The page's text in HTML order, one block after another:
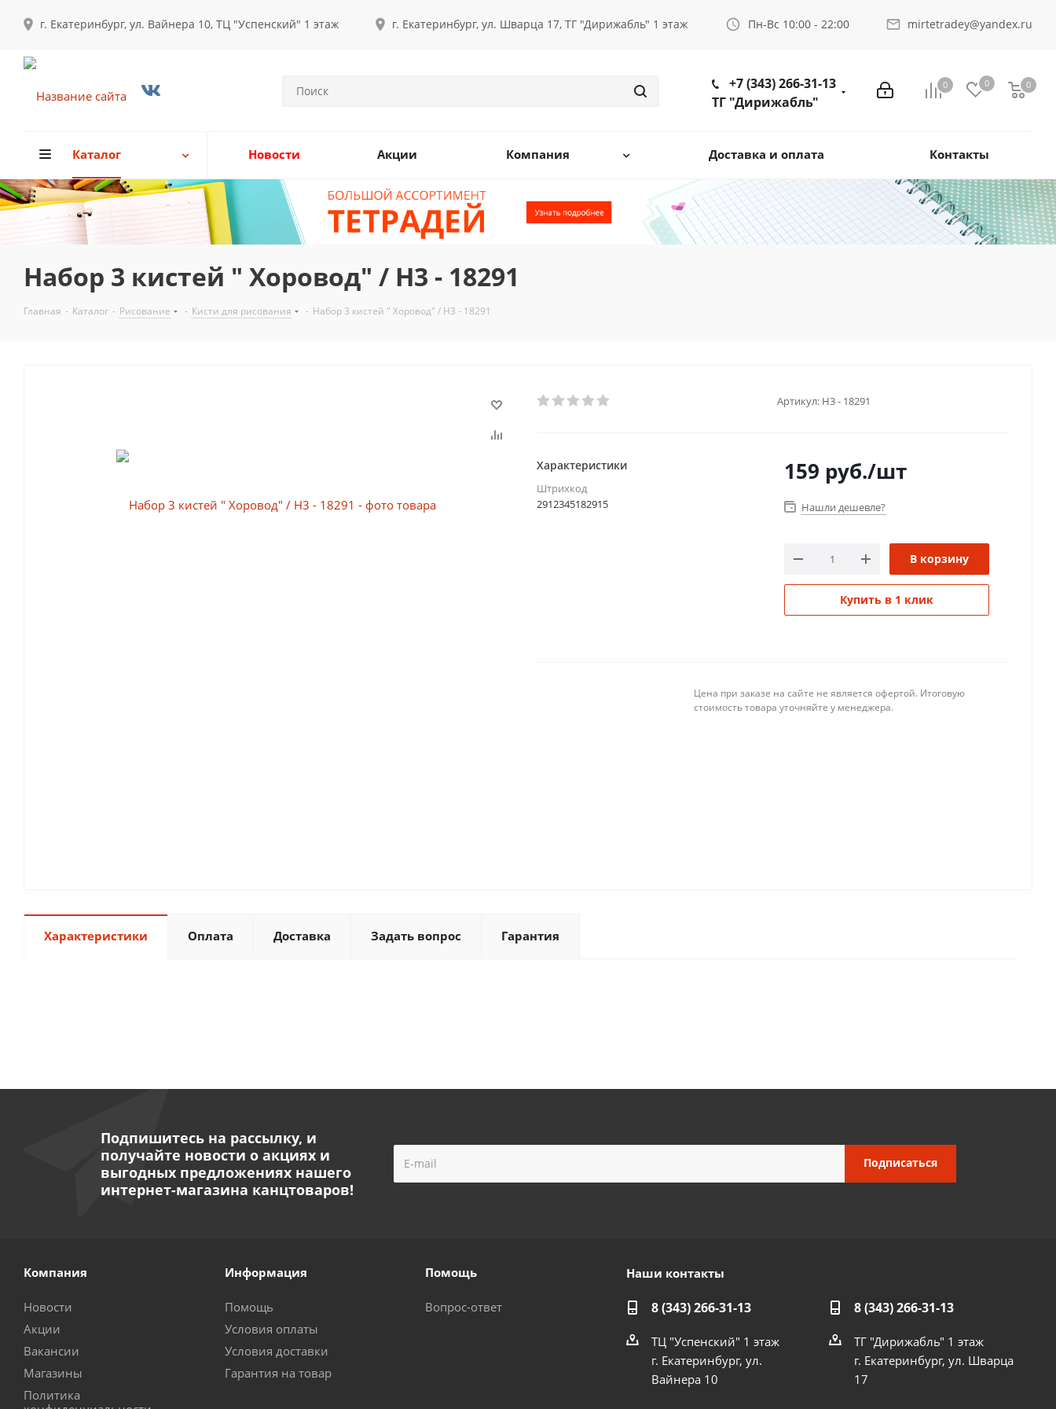
г. Екатеринбург, ул. Вайнера 10, ТЦ "Успенский" 1 этаж г. Екатеринбург, ул. Шварца 17, ТГ "Дирижабль" 1 этаж Пн-Вс 10:00 - 22:00 mirtetradey@yandex.ru
0 0 0
+7 (343) 266-31-13
ТГ "Дирижабль"
Каталог Новости Акции Компания Доставка и оплата Контакты
Набор 3 кистей " Хоровод" / Н3 - 18291
Главная - Каталог - Рисование - Кисти для рисования - Набор 3 кистей " Хоровод" / Н3 - 18291
Артикул: Н3 - 18291
Характеристики
Штрихкод
2912345182915
159 руб./шт
Нашли дешевле?
В корзину
Купить в 1 клик
Цена при заказе на сайте не является офертой. Итоговую
стоимость товара уточняйте у менеджера.
Характеристики Оплата Доставка Задать вопрос Гарантия
Подпишитесь на рассылку, и
получайте новости о акциях и
выгодных предложениях нашего
интернет-магазина канцтоваров!
Компания
Новости
Акции
Вакансии
Магазины
Политика
Информация
Помощь
Условия оплаты
Условия доставки
Гарантия на товар
Помощь
Вопрос-ответ
Наши контакты
8 (343) 266-31-13
ТЦ "Успенский" 1 этаж
г. Екатеринбург, ул.
Вайнера 10
8 (343) 266-31-13
ТГ "Дирижабль" 1 этаж
г. Екатеринбург, ул. Шварца
17